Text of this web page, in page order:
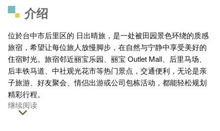
介绍
位於台中市后里区的 日出晴旅，是一处被田园景色环绕的质感
旅宿，希望让每位旅人放慢脚步，在自然与宁静中享受美好的
住宿时光。旅宿邻近丽宝乐园、丽宝 Outlet Mall、后里马场、
后丰铁马道、中社观光花市等热门景点，交通便利，无论是亲
子旅游、好友聚会、情侣出游或公司包栋活动，都能轻松规划
精彩行程。
继续阅读